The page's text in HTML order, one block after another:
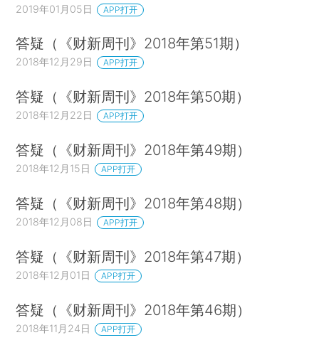
2019年01月05日 APP打开
答疑（《财新周刊》2018年第51期）
2018年12月29日 APP打开
答疑（《财新周刊》2018年第50期）
2018年12月22日 APP打开
答疑（《财新周刊》2018年第49期）
2018年12月15日 APP打开
答疑（《财新周刊》2018年第48期）
2018年12月08日 APP打开
答疑（《财新周刊》2018年第47期）
2018年12月01日 APP打开
答疑（《财新周刊》2018年第46期）
2018年11月24日 APP打开